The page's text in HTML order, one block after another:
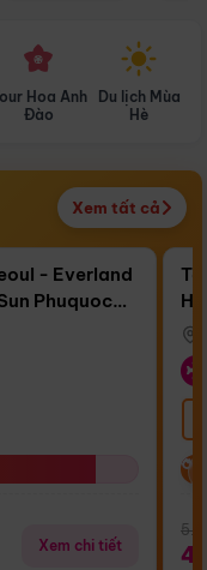
Hoa Anh
Đào
Du lịch Mùa
Hè
Xem tất cả
Điểm nổi bật
- Everland
Phuquoc
Xem chi tiết